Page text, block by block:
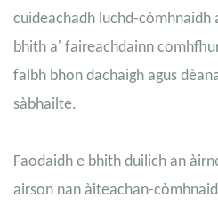
cuideachadh luchd-còmhnaidh
bhith a' faireachdainn
falbh bhon dachaigh agus
sàbhailte.
Faodaidh e bhith duilich an
airson nan àiteachan-